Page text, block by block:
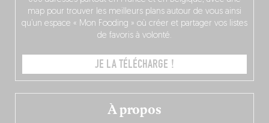
À propos
map pour trouver les meilleurs plans autour de vous ainsi
qu’un espace « Mon Fooding » où créer et partager vos listes
de favoris à volonté.
JE LA TÉLÉCHARGE !